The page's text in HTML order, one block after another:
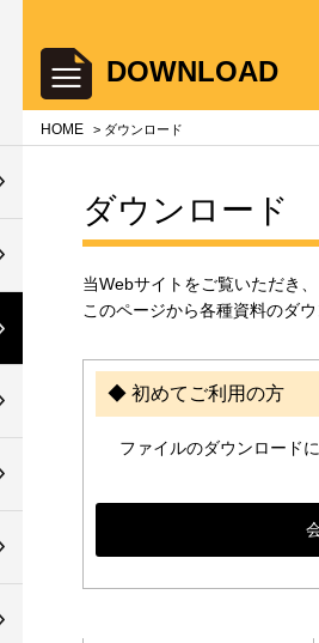
DOWNLOAD
HOME > ダウンロード
ダウンロード
当Webサイトをご覧いただき
このページから各種資料のダ
◆ 初めてご利用の方
ファイルのダウンロード